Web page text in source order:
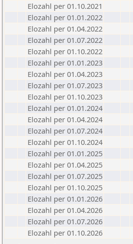
Elozahl per 01.10.2021
Elozahl per 01.01.2022
Elozahl per 01.04.2022
Elozahl per 01.07.2022
Elozahl per 01.10.2022
Elozahl per 01.01.2023
Elozahl per 01.04.2023
Elozahl per 01.07.2023
Elozahl per 01.10.2023
Elozahl per 01.01.2024
Elozahl per 01.04.2024
Elozahl per 01.07.2024
Elozahl per 01.10.2024
Elozahl per 01.01.2025
Elozahl per 01.04.2025
Elozahl per 01.07.2025
Elozahl per 01.10.2025
Elozahl per 01.01.2026
Elozahl per 01.04.2026
Elozahl per 01.07.2026
Elozahl per 01.10.2026